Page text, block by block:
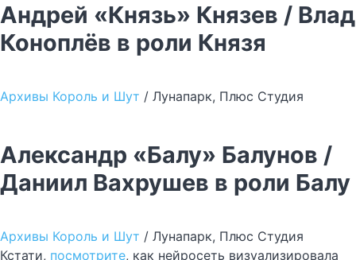
Андрей «Князь» Князев / Влад
Коноплёв в роли Князя
Архивы Король и Шут / Лунапарк, Плюс Студия
Александр «Балу» Балунов /
Даниил Вахрушев в роли Балу
Архивы Король и Шут / Лунапарк, Плюс Студия
Кстати, посмотрите, как нейросеть визуализировала